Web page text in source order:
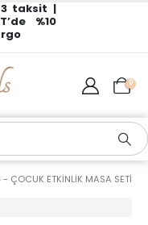
3 taksit |
%10
0
- ÇOCUK ETKINLIK MASA SETI